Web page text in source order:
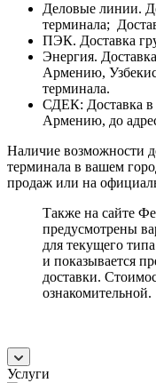
Деловые линии.
терминала;
ПЭК. Доставка
Энергия.
Армению,
терминала.
СДЕК: Доставка в
Армению, до
Наличие возможности
терминала в вашем
продаж или на
Также на сайте
предусмотрены
для текущего
и показывается
доставки.
ознакомительной.
Услуги